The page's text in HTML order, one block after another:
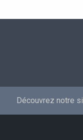
Découvrez notre